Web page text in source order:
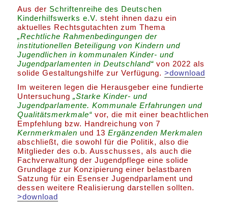
Aus der Schriftenreihe des Deutschen
Kinderhilfswerks e.V. steht ihnen dazu ein
aktuelles Rechtsgutachten zum Thema
„Rechtliche Rahmenbedingungen der
institutionellen Beteiligung von Kindern und
Jugendlichen in kommunalen Kinder- und
Jugendparlamenten in Deutschland“ von 2022 als
solide Gestaltungshilfe zur Verfügung.>download
Im weiteren legen die Herausgeber eine fundierte
Untersuchung„Starke Kinder- und
Jugendparlamente. Kommunale Erfahrungen und
Qualitätsmerkmale“ vor, die mit einer beachtlichen
Empfehlung bzw. Handreichung von 7
Kernmerkmalen und 13Ergänzenden Merkmalen
abschließt, die sowohl für die Politik, also die
Mitglieder des o.b. Ausschusses, als auch die
Fachverwaltung der Jugendpflege eine solide
Grundlage zur Konzipierung einer belastbaren
Satzung für ein Esenser Jugendparlament und
dessen weitere Realisierung darstellen sollten.
>download